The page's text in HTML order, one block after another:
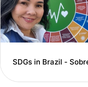
SDGs in Brazil -